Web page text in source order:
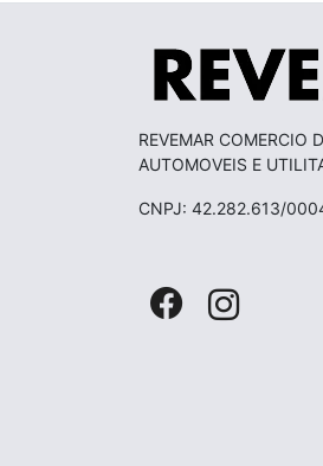
REVEMAR COMERCIO
AUTOMOVEIS E
CNPJ: 42.282.613/